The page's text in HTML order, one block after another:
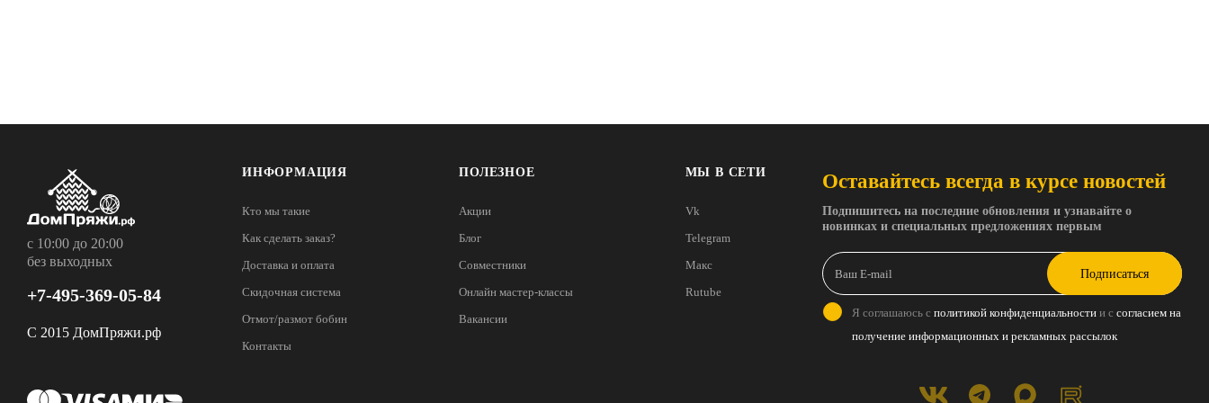
с 10:00 до 20:00
без выходных
+7-495-369-05-84
С 2015 ДомПряжи.рф
ИНФОРМАЦИЯ
Кто мы такие
Как сделать заказ?
Доставка и оплата
Скидочная система
Отмот/размот бобин
Контакты
ПОЛЕЗНОЕ
Акции
Блог
Совместники
Онлайн мастер-классы
Вакансии
МЫ В СЕТИ
Vk
Telegram
Макс
Rutube
Оставайтесь всегда в курсе новостей
Подпишитесь на последние обновления и узнавайте о
новинках и специальных предложениях первым
Подписаться
Я соглашаюсь с политикой конфиденциальности и с согласием на
получение информационных и рекламных рассылок